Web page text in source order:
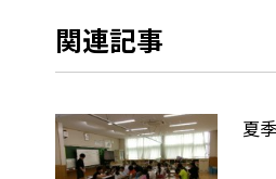
関連記事
夏